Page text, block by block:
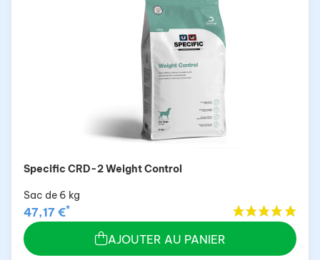
Specific CRD-2 Weight Control
Sac de 6 kg
47,17 €*
AJOUTER AU PANIER